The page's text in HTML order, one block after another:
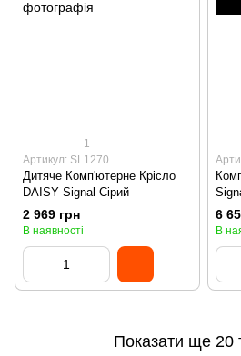
1
Артикул: SL1270
Дитяче Комп'ютерне Крісло
DAISY Signal Сірий
2 969 грн
В наявності
6
В
Показати ще 20